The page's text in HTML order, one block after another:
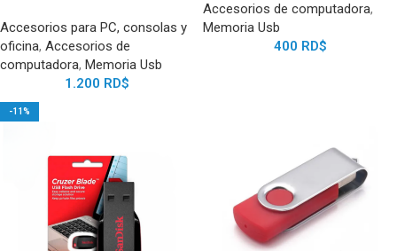
Accesorios para PC, consolas y
oficina, Accesorios de
computadora, Memoria Usb
1.200 RD$
Accesorios de computadora,
Memoria Usb
400 RD$
-11%